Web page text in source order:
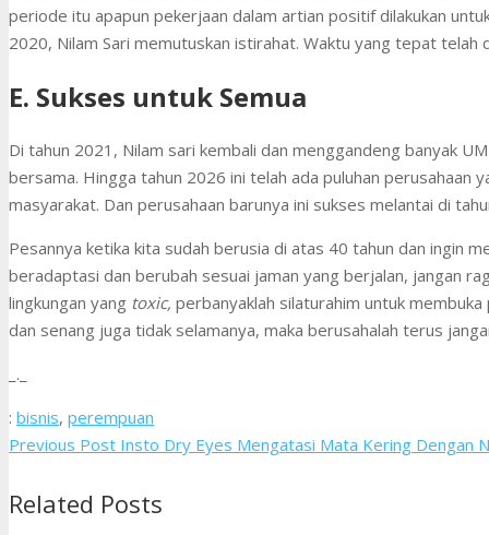
periode itu apapun pekerjaan dalam artian positif dilakukan
2020, Nilam Sari memutuskan istirahat. Waktu yang tepat telah
E. Sukses untuk Semua
Di tahun 2021, Nilam sari kembali dan menggandeng banyak
bersama. Hingga tahun 2026 ini telah ada puluhan perusahaan
masyarakat. Dan perusahaan barunya ini sukses melantai di
Pesannya ketika kita sudah berusia di atas 40 tahun dan ingin
beradaptasi dan berubah sesuai jaman yang berjalan, jangan
lingkungan yang toxic, perbanyaklah silaturahim untuk
dan senang juga tidak selamanya, maka berusahalah terus
_._
: bisnis, perempuan
Previous Post Insto Dry Eyes Mengatasi Mata Kering Dengan
Related Posts